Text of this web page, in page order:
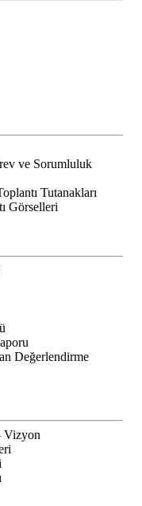
ve Sorumluluk
Tutanakları
Görselleri
Değerlendirme
Vizyon